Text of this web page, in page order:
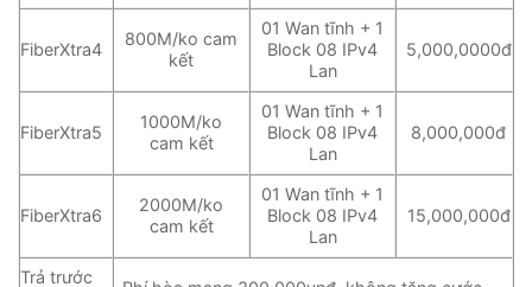
FiberXtra4
800M/ko cam
kết
01 Wan tĩnh + 1
Block 08 IPv4
Lan
5,000,0000đ
FiberXtra5
1000M/ko
cam kết
01 Wan tĩnh + 1
Block 08 IPv4
Lan
8,000,000đ
FiberXtra6
2000M/ko
cam kết
01 Wan tĩnh + 1
Block 08 IPv4
Lan
15,000,000đ
Trả trước